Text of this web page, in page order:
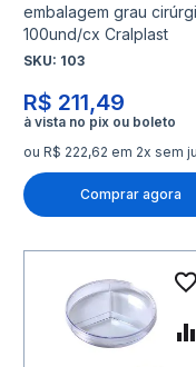
embalagem grau
100und/cx Cralplast
SKU: 103
R$ 211,49
ou R$ 222,62 em 2x sem
Comprar agora